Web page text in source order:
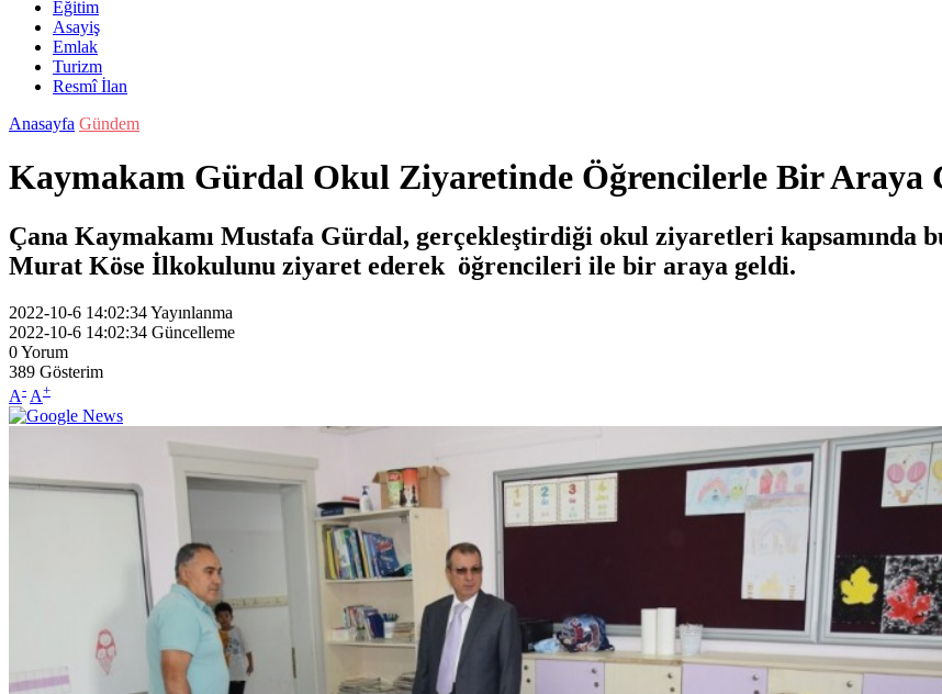
Eğitim
Asayiş
Emlak
Turizm
Resmî İlan
Anasayfa Gündem
Kaymakam Gürdal Okul Ziyaretinde Öğrencilerle Bir Araya
Çana Kaymakamı Mustafa Gürdal, gerçekleştirdiği okul ziyaretleri kapsamında
Murat Köse İlkokulunu ziyaret ederek öğrencileri ile bir araya geldi.
2022-10-6 14:02:34Yayınlanma
2022-10-6 14:02:34 Güncelleme
0Yorum
389 Gösterim
A- A+